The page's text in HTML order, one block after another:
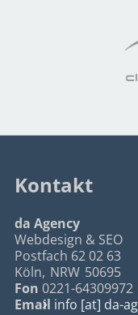
Kontakt
da Agency
Webdesign & SEO
Postfach 62 02 63
Köln, NRW 50695
Fon 0221-64309972
Email info [at] da-